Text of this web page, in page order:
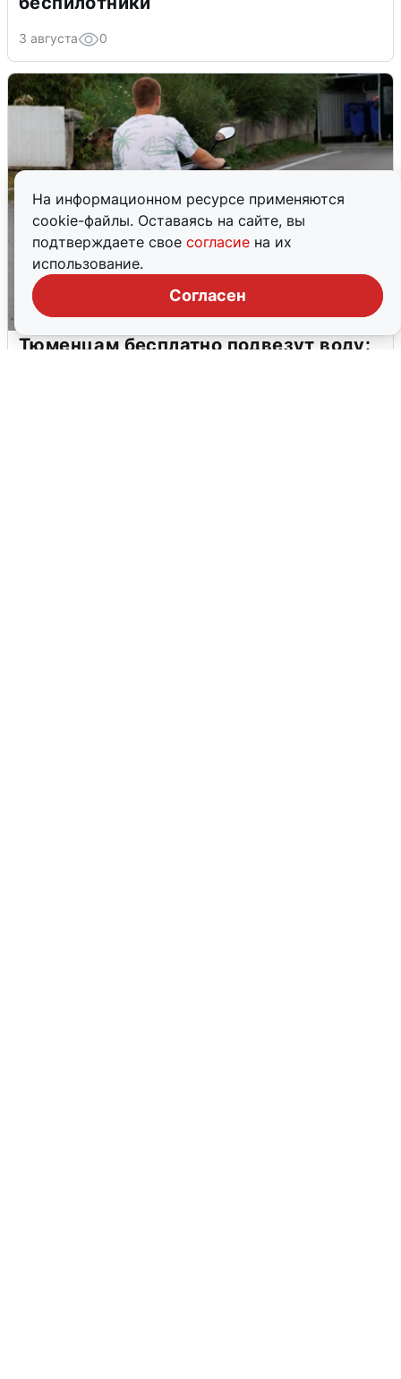
На информационном ресурсе применяются
cookie-файлы. Оставаясь на сайте, вы
подтверждаете свое согласие на их
использование.
Согласен
3 августа 0
Тюменцам бесплатно подвезут воду: